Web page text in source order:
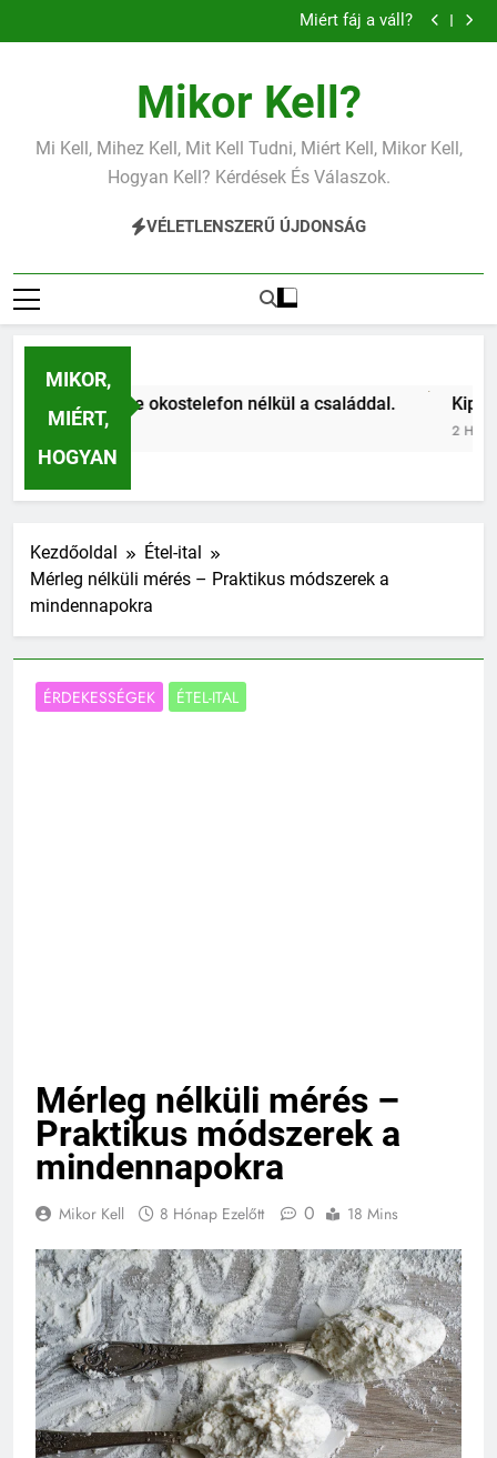
a
Mit jelent az alacsony vérnyomás?
Miért zsibbad a kéz?
Miért fáj a váll?
Mit jelent az alacsony vérnyomás?
Miért zsibbad a kéz?
Mikor Kell?
Mi Kell, Mihez Kell, Mit Kell Tudni, Miért Kell, Mikor Kell,
Hogyan Kell? Kérdések És Válaszok.
VÉLETLENSZERŰ ÚJDONSÁG
MIKOR,
MIÉRT,
HOGYAN
hétvége okostelefon nélkül a családdal. Kipróbáltuk
2 Hét Ezelőtt
Kezdőoldal
Étel-ital
Mérleg nélküli mérés – Praktikus módszerek a
mindennapokra
ÉRDEKESSÉGEK ÉTEL-ITAL
Mérleg nélküli mérés –
Praktikus módszerek a
mindennapokra
Mikor Kell 8 Hónap Ezelőtt 0 18 Mins